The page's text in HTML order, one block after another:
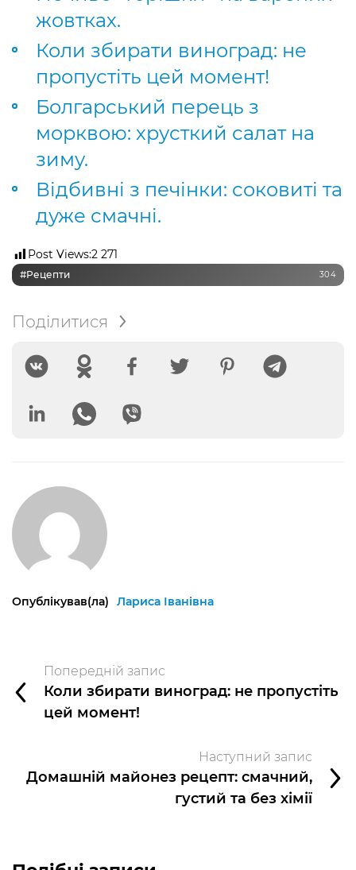
жовтках.
Коли збирати виноград: не
пропустіть цей момент!
Болгарський перець з
морквою: хрусткий салат на
зиму.
Відбивні з печінки: соковиті та
дуже смачні.
Post Views:2 271
#рецепти 304
Поділитися
Опублікував(ла) Лариса Іванівна
Попередній запис
Коли збирати виноград: не пропустіть
цей момент!
Наступний запис
Домашній майонез рецепт: смачний,
густий та без хімії